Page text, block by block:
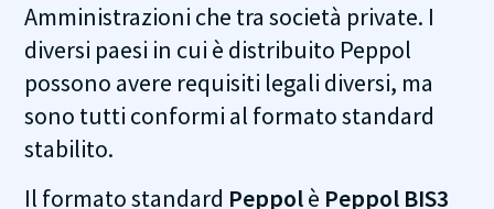
Amministrazioni che tra società private. I
diversi paesi in cui è distribuito Peppol
possono avere requisiti legali diversi, ma
sono tutti conformi al formato standard
stabilito.
Il formato standard Peppolè Peppol BIS3